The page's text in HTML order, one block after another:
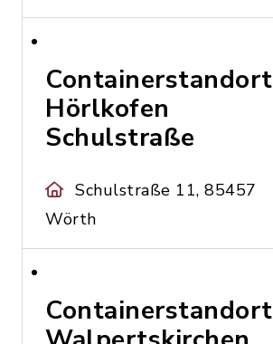
Containerstandort
Hörlkofen
Schulstraße
Schulstraße 11, 85457
Wörth
Containerstandort